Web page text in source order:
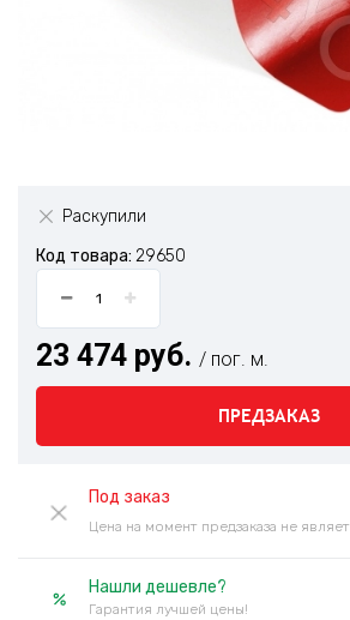
Раскупили
Код товара: 29650
23 474 руб. / пог. м.
ПРЕДЗАКАЗ
Под заказ
Цена на момент предзаказа не
Нашли дешевле?
Гарантия лучшей цены!